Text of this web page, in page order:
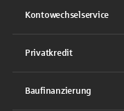
Kontowechselservice
Privatkredit
Baufinanzierung